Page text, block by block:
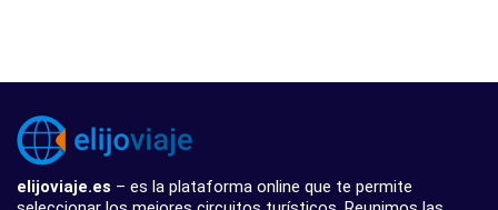
elijoviaje.es – es la plataforma online que te permite